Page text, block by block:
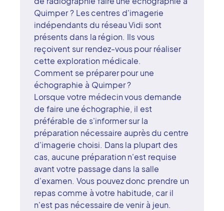
Quimper ? Les centres d'imagerie
indépendants du réseau Vidi sont
présents dans la région. Ils vous
reçoivent sur rendez-vous pour réaliser
cette exploration médicale.
Comment se préparer pour une
échographie à Quimper ?
Lorsque votre médecin vous demande
de faire une échographie, il est
préférable de s'informer sur la
préparation nécessaire auprès du centre
d'imagerie choisi. Dans la plupart des
cas, aucune préparation n'est requise
avant votre passage dans la salle
d'examen. Vous pouvez donc prendre un
repas comme à votre habitude, car il
n'est pas nécessaire de venir à jeun.